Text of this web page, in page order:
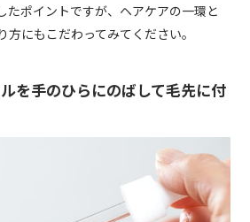
たポイントですが、ヘアケアの一環と
方にもこだわってみてください。
ルを手のひらにのばして毛先に付